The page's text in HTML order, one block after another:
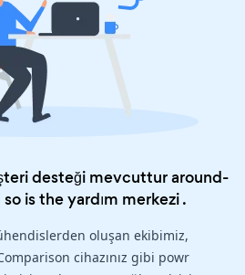
desteği mevcuttur around-
is theyardım merkezi.
oluşan ekibimiz,
cihazınız gibi powr